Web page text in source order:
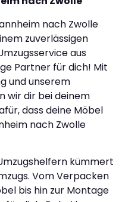
nach Zwolle
zuverlässigen
aus
Partner für dich! Mit
und unserem
wir dir bei deinem
dass deine Möbel
nach Zwolle
kümmert
Vom Verpacken
bis hin zur Montage